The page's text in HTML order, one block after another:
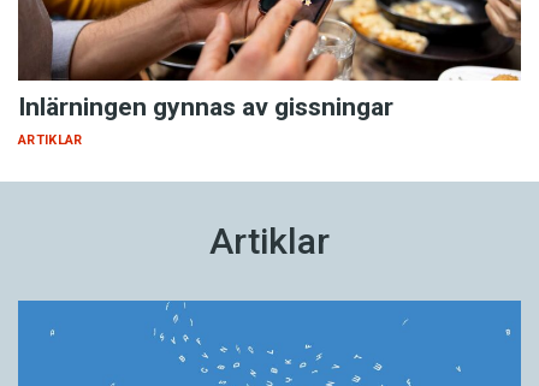
Inlärningen gynnas av gissningar
ARTIKLAR
Artiklar